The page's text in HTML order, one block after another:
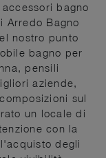
bagno
Arredo Bagno
nostro punto
bagno per
pensili
aziende,
sul
un locale di
con la
degli